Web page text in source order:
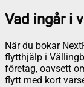
Vad ingår i
När du bokar
flytthjälp i
företag, oavsett
flytt med kort